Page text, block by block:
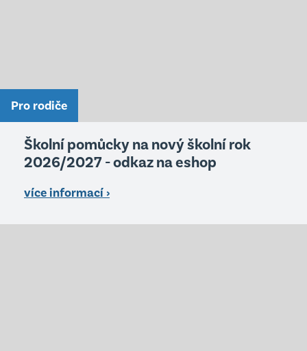
Pro rodiče
Školní pomůcky na nový školní rok
2026/2027 - odkaz na eshop
více informací ›